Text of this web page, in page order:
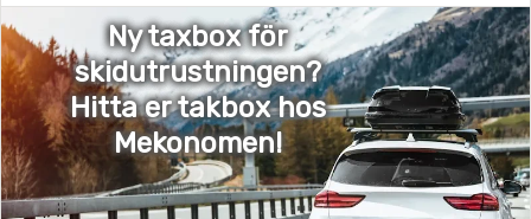
Ny taxbox för
skidutrustningen?
Hitta er takbox hos
Mekonomen!